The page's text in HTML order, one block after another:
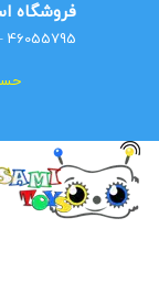
فروشگاه
46055795 – 021